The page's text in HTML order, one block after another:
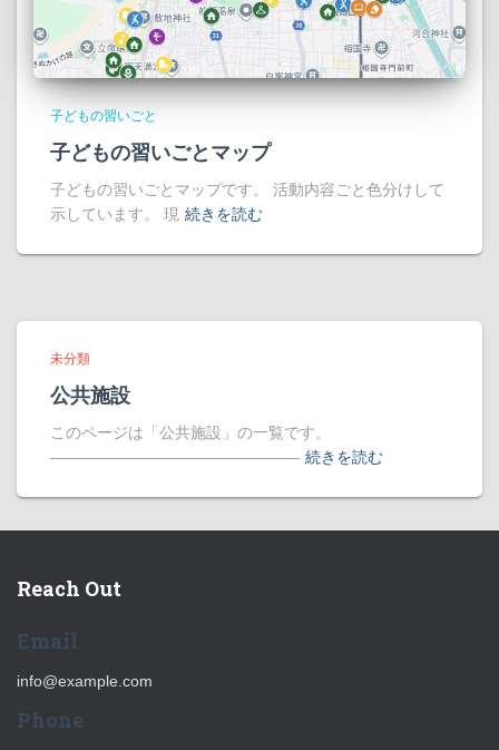
子どもの習いごと
子どもの習いごとマップ
子どもの習いごとマップです。 活動内容ごと色分けして
示しています。 現 続きを読む
未分類
公共施設
このページは「公共施設」の一覧です。
―――――――――――――――― 続きを読む
Reach Out
Email
info@example.com
Phone